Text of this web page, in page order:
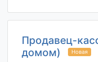
Продавец-
домом)
Новая